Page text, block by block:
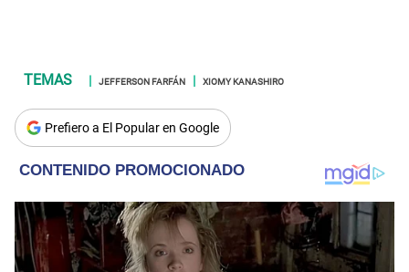
JEFFERSON FARFÁN XIOMY KANASHIRO
Prefiero a El Popular en Google